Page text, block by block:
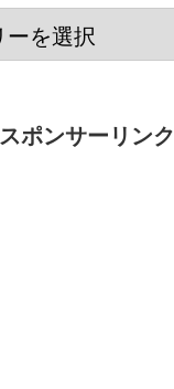
スポンサーリンク